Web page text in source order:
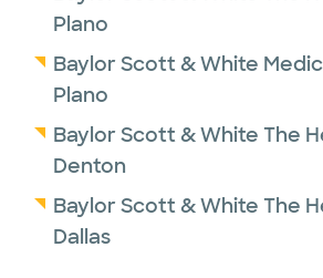
Plano
Baylor Scott & White
Plano
Baylor Scott & White The
Denton
Baylor Scott & White The
Dallas